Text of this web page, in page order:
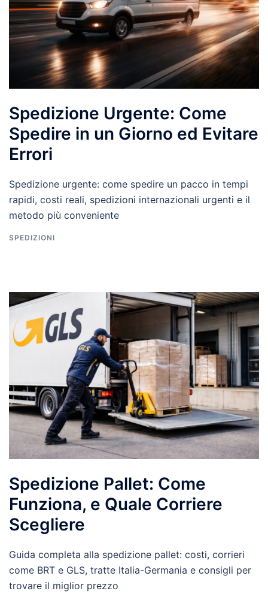
Spedizione Urgente: Come
Spedire in un Giorno ed Evitare
Errori
Spedizione urgente: come spedire un pacco in tempi
rapidi, costi reali, spedizioni internazionali urgenti e il
metodo più conveniente
SPEDIZIONI
Spedizione Pallet: Come
Funziona, e Quale Corriere
Scegliere
Guida completa alla spedizione pallet: costi, corrieri
come BRT e GLS, tratte Italia-Germania e consigli per
trovare il miglior prezzo